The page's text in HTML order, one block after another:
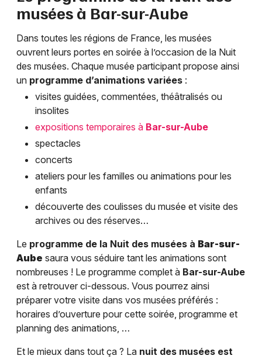
musées à Bar-sur-Aube
Dans toutes les régions de France, les musées
ouvrent leurs portes en soirée à l’occasion de la Nuit
des musées. Chaque musée participant propose ainsi
un programme d’animations variées :
visites guidées, commentées, théâtralisés ou
insolites
expositions temporaires à Bar-sur-Aube
spectacles
concerts
ateliers pour les familles ou animations pour les
enfants
découverte des coulisses du musée et visite des
archives ou des réserves…
Le programme de la Nuit des musées à Bar-sur-
Aube saura vous séduire tant les animations sont
nombreuses ! Le programme complet à Bar-sur-Aube
est à retrouver ci-dessous. Vous pourrez ainsi
préparer votre visite dans vos musées préférés :
horaires d’ouverture pour cette soirée, programme et
planning des animations, …
Et le mieux dans tout ça ? La nuit des musées est